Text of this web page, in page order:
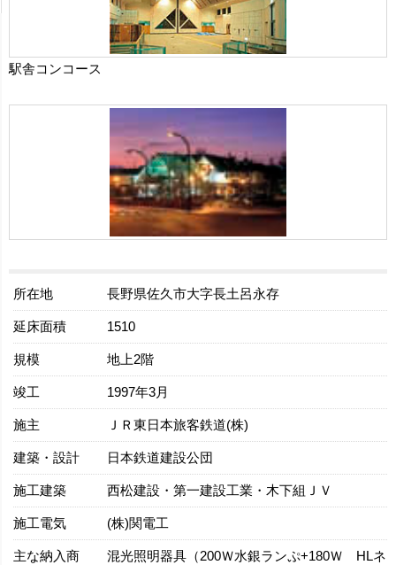
駅舎コンコース
所在地 長野県佐久市大字長土呂永存
延床面積 1510
規模 地上2階
竣工 1997年3月
施主 ＪＲ東日本旅客鉄道(株)
建築・設計 日本鉄道建設公団
施工建築 西松建設・第一建設工業・木下組ＪＶ
施工電気 (株)関電工
主な納入商
混光照明器具（200Ｗ水銀ランぷ+180Ｗ HLネ